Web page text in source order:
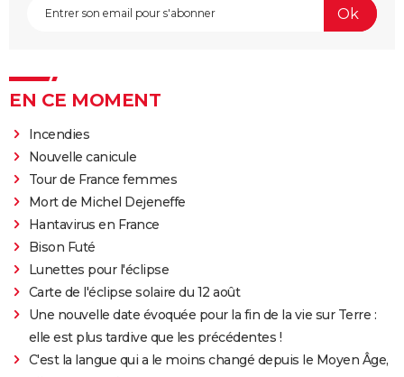
EN CE MOMENT
Incendies
Nouvelle canicule
Tour de France femmes
Mort de Michel Dejeneffe
Hantavirus en France
Bison Futé
Lunettes pour l'éclipse
Carte de l'éclipse solaire du 12 août
Une nouvelle date évoquée pour la fin de la vie sur Terre :
elle est plus tardive que les précédentes !
C'est la langue qui a le moins changé depuis le Moyen Âge,